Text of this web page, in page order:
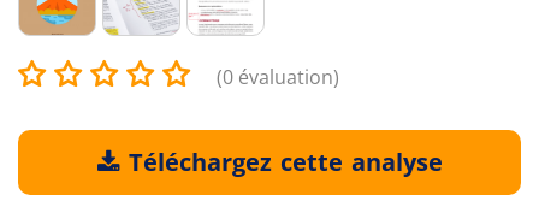
(0 évaluation)
Téléchargez cette analyse